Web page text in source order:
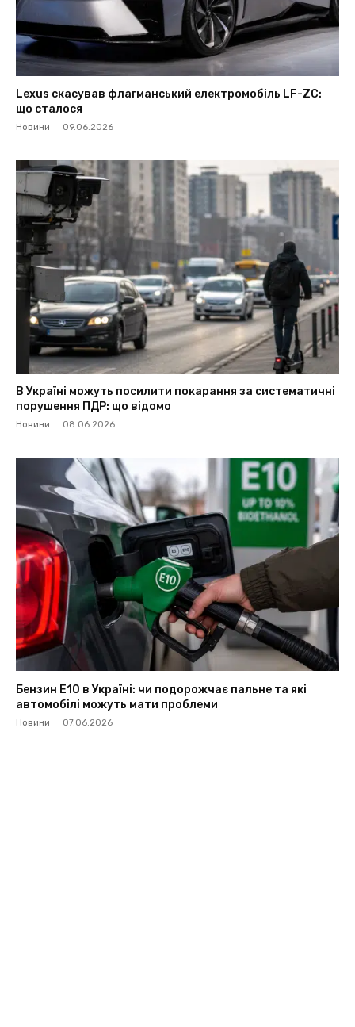
Lexus скасував флагманський електромобіль LF-ZC:
що сталося
Новини 09.06.2026
В Україні можуть посилити покарання за систематичні
порушення ПДР: що відомо
Новини 08.06.2026
Бензин Е10 в Україні: чи подорожчає пальне та які
автомобілі можуть мати проблеми
Новини 07.06.2026